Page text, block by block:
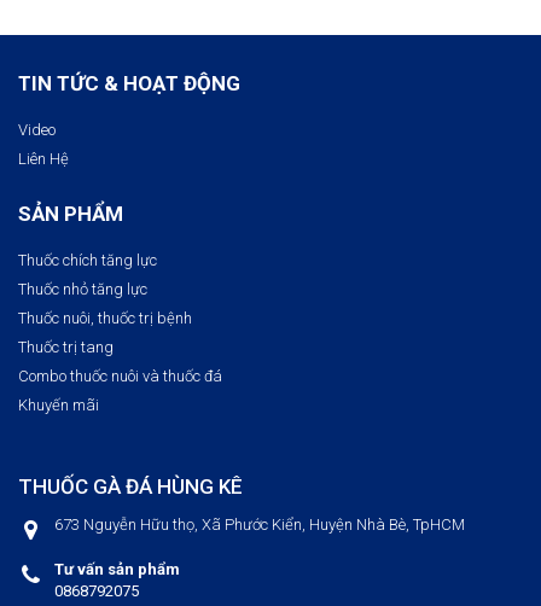
TIN TỨC & HOẠT ĐỘNG
Video
Liên Hệ
SẢN PHẨM
Thuốc chích tăng lực
Thuốc nhỏ tăng lực
Thuốc nuôi, thuốc trị bệnh​
Thuốc trị tang
Combo thuốc nuôi và thuốc đá
Khuyến mãi
THUỐC GÀ ĐÁ HÙNG KÊ
673 Nguyễn Hữu thọ, Xã Phước Kiển, Huyện Nhà Bè, TpHCM
Tư vấn sản phẩm
0868792075